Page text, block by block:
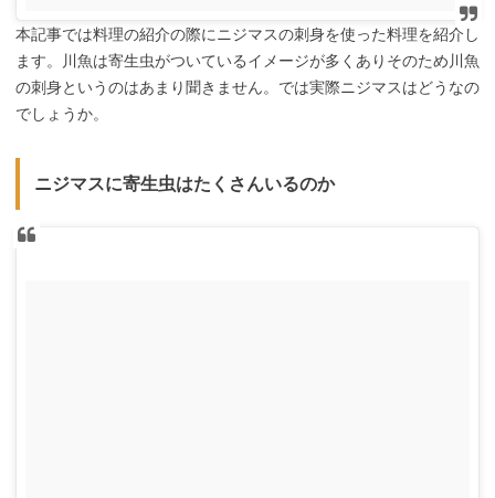
本記事では料理の紹介の際にニジマスの刺身を使った料理を紹介し
ます。川魚は寄生虫がついているイメージが多くありそのため川魚
の刺身というのはあまり聞きません。では実際ニジマスはどうなの
でしょうか。
ニジマスに寄生虫はたくさんいるのか